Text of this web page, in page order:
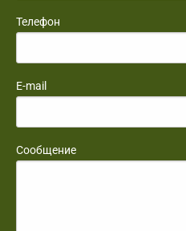
Телефон
E-mail
Сообщение